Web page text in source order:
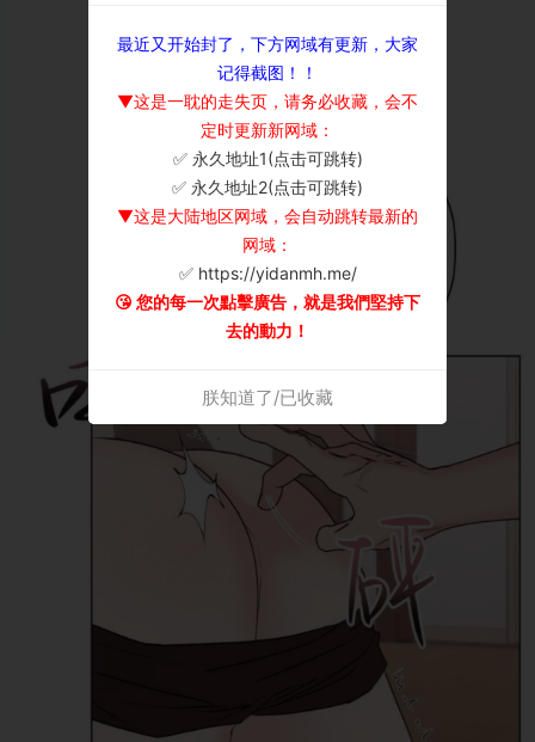
最近又开始封了，下方网域有更新，大家
记得截图！！
▼这是一耽的走失页，请务必收藏，会不
定时更新新网域：
✅ 永久地址1(点击可跳转)
✅ 永久地址2(点击可跳转)
▼这是大陆地区网域，会自动跳转最新的
网域：
✅ https://yidanmh.me/
😘 您的每一次點擊廣告，就是我們堅持下
去的動力！
朕知道了/已收藏